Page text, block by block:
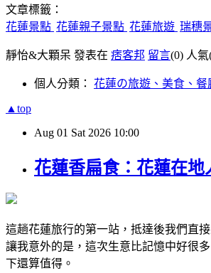
文章標籤：
花蓮景點 花蓮親子景點 花蓮旅遊 瑞穗
靜怡&大顆呆 發表在 痞客邦 留言(0) 人氣
個人分類： 花蓮の旅遊、美食、餐
▲top
Aug 01 Sat 2026 10:00
花蓮香扁食：花蓮在地
這趟花蓮旅行的第一站，抵達後我們直
讓我意外的是，這次生意比記憶中好很
下還算值得。